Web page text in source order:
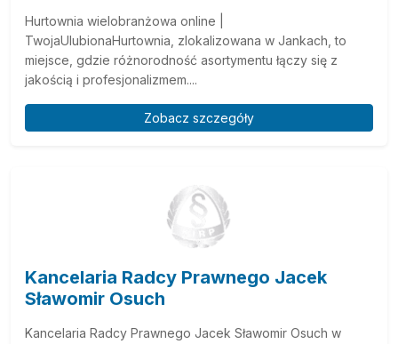
Hurtownia wielobranżowa online |
TwojaUlubionaHurtownia, zlokalizowana w Jankach, to
miejsce, gdzie różnorodność asortymentu łączy się z
jakością i profesjonalizmem....
Zobacz szczegóły
Kancelaria Radcy Prawnego Jacek
Sławomir Osuch
Kancelaria Radcy Prawnego Jacek Sławomir Osuch w